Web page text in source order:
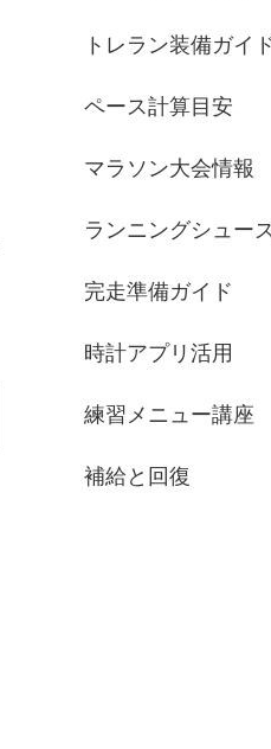
トレラン装備ガイ
ペース計算目安
マラソン大会情報
ランニングシュー
完走準備ガイド
時計アプリ活用
練習メニュー講座
補給と回復